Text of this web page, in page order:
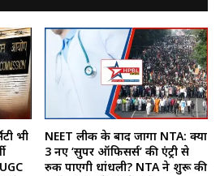
भी
NEET लीक के बाद जागा NTA: क्या
3 नए ‘सुपर ऑफिसर्स’ की एंट्री से
रुक पाएगी धांधली? NTA ने शुरू की